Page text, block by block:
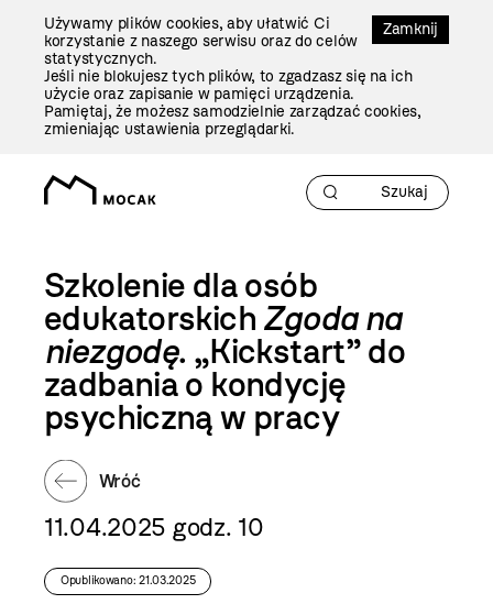
Zamknij
Używamy plików cookies, aby ułatwić Ci
korzystanie z naszego serwisu oraz do celów
statystycznych.
Jeśli nie blokujesz tych plików, to zgadzasz się na ich
użycie oraz zapisanie w pamięci urządzenia.
Pamiętaj, że możesz samodzielnie zarządzać cookies,
zmieniając ustawienia przeglądarki.
Szkolenie dla osób
edukatorskich Zgoda na
niezgodę. „Kickstart” do
zadbania o kondycję
psychiczną w pracy
Wróć
11.04.2025 godz. 10
Opublikowano: 21.03.2025